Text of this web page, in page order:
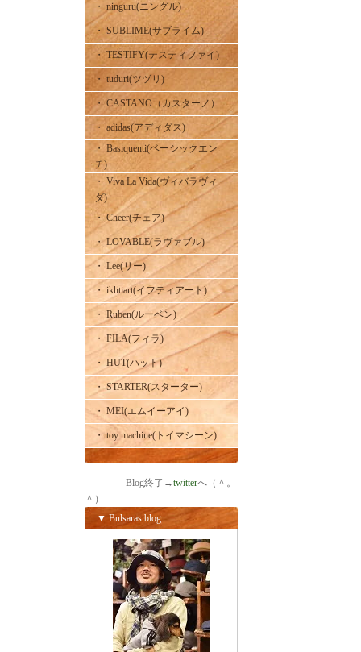
・ ninguru(ニングル)
・ SUBLIME(サブライム)
・ TESTIFY(テスティファイ)
・ tuduri(ツヅリ)
・ CASTANO（カスターノ）
・ adidas(アディダス)
・ Basiquenti(ベーシックエン
チ)
・ Viva La Vida(ヴィバラヴィ
ダ)
・ Cheer(チェア)
・ LOVABLE(ラヴァブル)
・ Lee(リー)
・ ikhtiart(イフティアート)
・ Ruben(ルーベン)
・ FILA(フィラ)
・ HUT(ハット)
・ STARTER(スターター)
・ MEI(エムイーアイ)
・ toy machine(トイマシーン)
Blog終了→twitterへ（＾。
＾）
▼ Bulsaras.blog